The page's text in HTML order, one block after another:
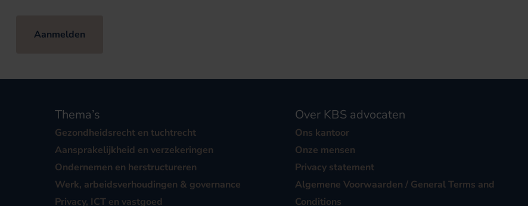
Aanmelden
Thema’s
Gezondheidsrecht en tuchtrecht
Aansprakelijkheid en verzekeringen
Ondernemen en herstructureren
Werk, arbeidsverhoudingen & governance
Privacy, ICT en vastgoed
Over KBS advocaten
Ons kantoor
Onze mensen
Privacy statement
Algemene Voorwaarden / General Terms and
Conditions